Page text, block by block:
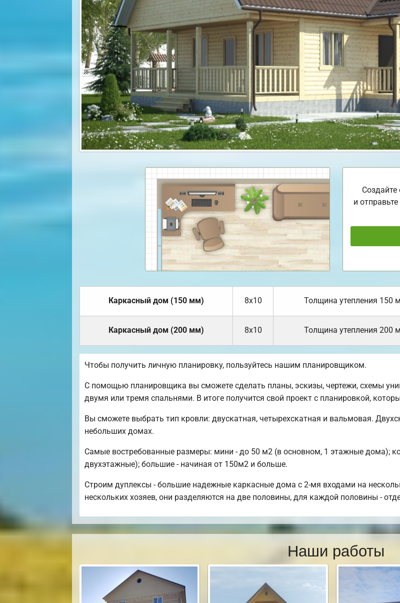
Создайте
и
Каркасный дом (150 мм) 8х10 Толщина утепления 150
Каркасный дом (200 мм) 8х10 Толщина утепления 200
Чтобы получить личную планировку, пользуйтесь нашим планировщиком.
С помощью планировщика вы сможете сделать планы, эскизы, чертежи, схемы
двумя или тремя спальнями. В итоге получится свой проект с планировкой,
Вы сможете выбрать тип кровли: двускатная, четырехскатная и вальмовая.
небольших домах.
Самые востребованные размеры: мини - до 50 м2 (в основном, 1 этажные дома);
двухэтажные); большие - начиная от 150м2 и больше.
Строим дуплексы - большие надежные каркасные дома с 2-мя входами на
нескольких хозяев, они разделяются на две половины, для каждой половины -
Наши работы